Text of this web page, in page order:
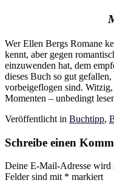
Wer Ellen Bergs Romane
kennt, aber gegen
einzuwenden hat, dem
dieses Buch so gut
vorbeigeflogen sind.
Momenten – unbedingt
Veröffentlicht in Buchtipp,
Schreibe einen
Deine E-Mail-Adresse wird
Felder sind mit * markiert